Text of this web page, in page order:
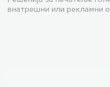
внатрешни или рекламни